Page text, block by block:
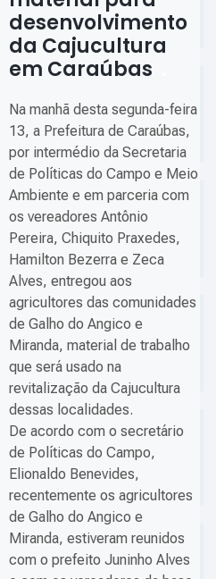
desenvolvimento
da Cajucultura
em Caraúbas
Na manhã desta segunda-feira
13, a Prefeitura de Caraúbas,
por intermédio da Secretaria
de Políticas do Campo e Meio
Ambiente e em parceria com
os vereadores Antônio
Pereira, Chiquito Praxedes,
Hamilton Bezerra e Zeca
Alves, entregou aos
agricultores das comunidades
de Galho do Angico e
Miranda, material de trabalho
que será usado na
revitalização da Cajucultura
dessas localidades.
De acordo com o secretário
de Políticas do Campo,
Elionaldo Benevides,
recentemente os agricultores
de Galho do Angico e
Miranda, estiveram reunidos
com o prefeito Juninho Alves